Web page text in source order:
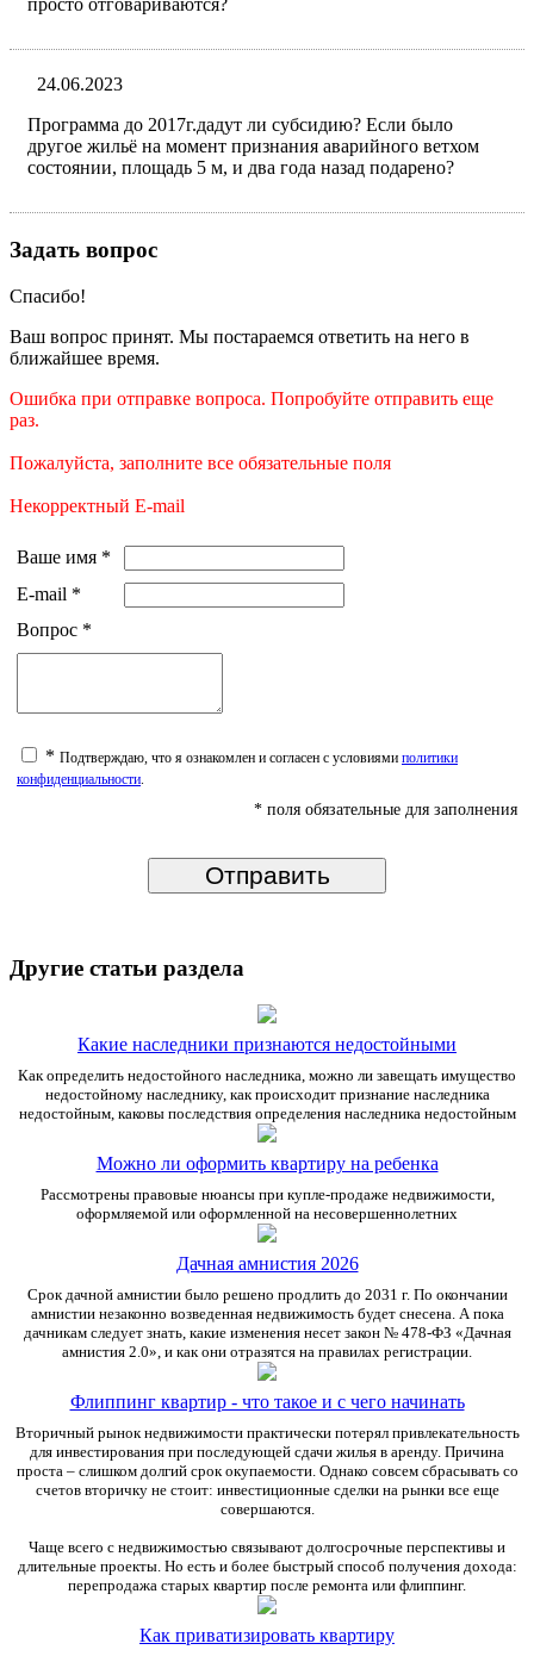
просто отговариваются?
24.06.2023
Программа до 2017г.дадут ли субсидию? Если было
другое жильё на момент признания аварийного ветхом
состоянии, площадь 5 м, и два года назад подарено?
Задать вопрос
Спасибо!
Ваш вопрос принят. Мы постараемся ответить на него в
ближайшее время.
Ошибка при отправке вопроса. Попробуйте отправить еще
раз.
Пожалуйста, заполните все обязательные поля
Некорректный E-mail
Ваше имя *
E-mail *
Вопрос *
* Подтверждаю, что я ознакомлен и согласен с условиями политики
конфиденциальности
* поля обязательные для заполнения
Другие статьи раздела
Какие наследники признаются недостойными
Как определить недостойного наследника, можно ли завещать имущество
недостойному наследнику, как происходит признание наследника
недостойным, каковы последствия определения наследника недостойным
Можно ли оформить квартиру на ребенка
Рассмотрены правовые нюансы при купле-продаже недвижимости,
оформляемой или оформленной на несовершеннолетних
Дачная амнистия 2026
Срок дачной амнистии было решено продлить до 2031 г. По окончании
амнистии незаконно возведенная недвижимость будет снесена. А пока
дачникам следует знать, какие изменения несет закон № 478-ФЗ «Дачная
амнистия 2.0», и как они отразятся на правилах регистрации.
Флиппинг квартир - что такое и с чего начинать
Вторичный рынок недвижимости практически потерял привлекательность
для инвестирования при последующей сдачи жилья в аренду. Причина
проста – слишком долгий срок окупаемости. Однако совсем сбрасывать со
счетов вторичку не стоит: инвестиционные сделки на рынки все еще
совершаются.
Чаще всего с недвижимостью связывают долгосрочные перспективы и
длительные проекты. Но есть и более быстрый способ получения дохода:
перепродажа старых квартир после ремонта или флиппинг.
Как приватизировать квартиру